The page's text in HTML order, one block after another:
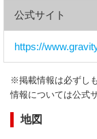
公式サイト
https://
※掲載情報は必ずし
情報については公式
地図